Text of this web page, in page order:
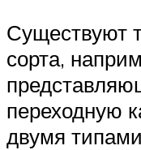
Существуют
сорта,
переходную
двумя